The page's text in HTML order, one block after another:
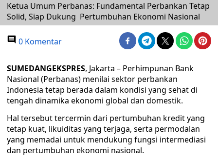
Ketua Umum Perbanas: Fundamental Perbankan Tetap
Solid, Siap Dukung Pertumbuhan Ekonomi Nasional
0 Komentar
SUMEDANGEKSPRES, Jakarta – Perhimpunan Bank
Nasional (Perbanas) menilai sektor perbankan
Indonesia tetap berada dalam kondisi yang sehat di
tengah dinamika ekonomi global dan domestik.
Hal tersebut tercermin dari pertumbuhan kredit yang
tetap kuat, likuiditas yang terjaga, serta permodalan
yang memadai untuk mendukung fungsi intermediasi
dan pertumbuhan ekonomi nasional.